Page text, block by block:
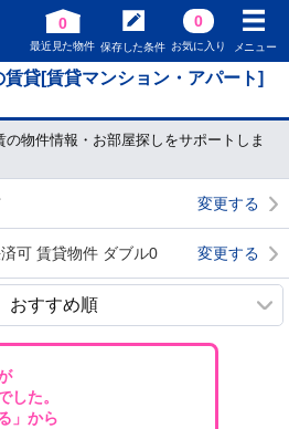
0
最近見た物件 保存した条件
0
お気に入り メニュー
貸[賃貸マンション・アパート]
物件情報・お部屋探しをサポートしま
変更する
可 賃貸物件 ダブル0 変更する
した。
」から